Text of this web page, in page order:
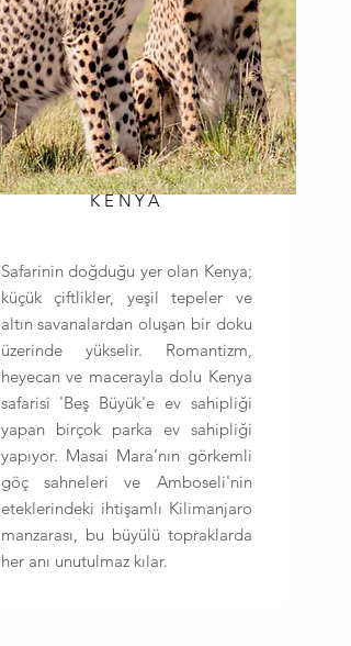
KENYA
Safarinin doğduğu yer olan Kenya;
küçük çiftlikler, yeşil tepeler ve
altın savanalardan oluşan bir doku
üzerinde yükselir. Romantizm,
heyecan ve macerayla dolu Kenya
safarisi 'Beş Büyük'e ev sahipliği
yapan birçok parka ev sahipliği
yapıyor. Masai Mara’nın görkemli
göç sahneleri ve Amboseli'nin
eteklerindeki ihtişamlı Kilimanjaro
manzarası, bu büyülü topraklarda
her anı unutulmaz kılar.